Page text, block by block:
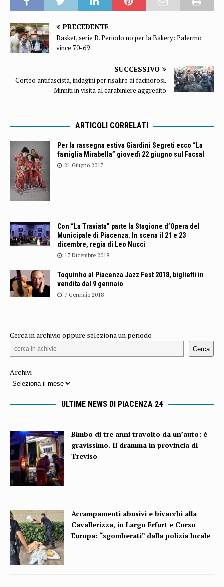
PRECEDENTE
Basket, serie B. Periodo no per la Bakery: Palermo
vince 70-69
SUCCESSIVO
Corteo antifascista, indagini per risalire ai facinorosi.
Minniti in visita al carabiniere aggredito
ARTICOLI CORRELATI
Per la rassegna estiva Giardini Segreti ecco “La
famiglia Mirabella” giovedì 22 giugno sul Facsal
21 Giugno 2017
Con “La Traviata” parte la Stagione d’Opera del
Municipale di Piacenza. In scena il 21 e 23
dicembre, regia di Leo Nucci
17 Dicembre 2018
Toquinho al Piacenza Jazz Fest 2018, biglietti in
vendita dal 9 gennaio
7 Gennaio 2018
Cerca in archivio oppure seleziona un periodo
Cerca
Archivi
ULTIME NEWS DI PIACENZA 24
Bimbo di tre anni travolto da un’auto: è
gravissimo. Il dramma in provincia di
Treviso
Accampamenti abusivi e bivacchi alla
Cavallerizza, in Largo Erfurt e Corso
Europa: “sgomberati” dalla polizia locale